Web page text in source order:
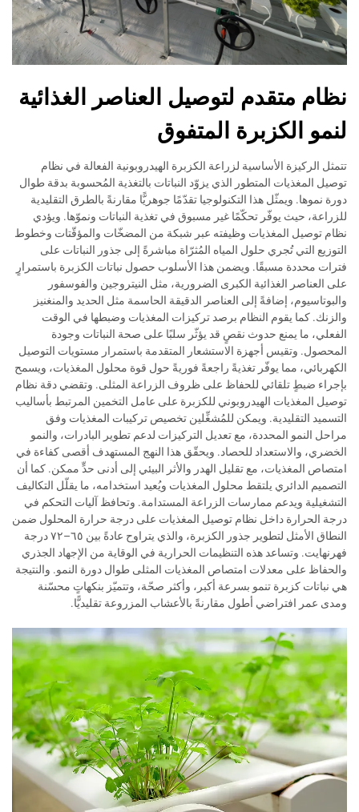
نظام متقدم لتوصيل العناصر الغذائية
لنمو الكزبرة المتفوق
تتمثل الركيزة الأساسية لزراعة الكزبرة الهيدروبونية الفعالة في نظام
توصيل المغذيات المتطور الذي يزوّد النباتات بالتغذية المُحسوبة بدقة طوال
دورة نموها. ويمثّل هذا التكنولوجيا تقدّمًا جوهريًّا مقارنةً بالطرق التقليدية
للزراعة، حيث يوفّر تحكّمًا غير مسبوق في تغذية النباتات ونموّها. ويؤدي
نظام توصيل المغذيات وظيفته عبر شبكة من المضخّات والمؤقّتات وخطوط
التوزيع التي تُجري حلول المياه المُثرّاة مباشرةً إلى جذور النباتات على
فترات محددة مسبقًا. ويضمن هذا الأسلوب حصول نباتات الكزبرة باستمرارٍ
على العناصر الغذائية الكبرى الضرورية، مثل النيتروجين والفوسفور
والبوتاسيوم، إضافةً إلى العناصر الدقيقة الحاسمة مثل الحديد والمنغنيز
والزنك. كما يقوم النظام برصد تركيزات المغذيات وضبطها في الوقت
الفعلي، ما يمنع حدوث نقصٍ قد يؤثّر سلبًا على صحة النباتات وجودة
المحصول. وتقيس أجهزة الاستشعار المتقدمة باستمرار مستويات التوصيل
الكهربائي، مما يوفّر تغذيةً راجعةً فوريةً حول قوة محلول المغذيات، ويسمح
بإجراء ضبطٍ تلقائي للحفاظ على ظروف الزراعة المثلى. وتقضي دقة نظام
توصيل المغذيات الهيدروبوني للكزبرة على عامل التخمين المرتبط بأساليب
التسميد التقليدية. ويمكن للمُشغِّلين تخصيص تركيبات المغذيات وفق
مراحل النمو المحددة، مع تعديل التركيزات لدعم تطوير البادرات، والنمو
الخضري، والاستعداد للحصاد. ويحقّق هذا النهج المستهدف أقصى كفاءة في
امتصاص المغذيات، مع تقليل الهدر والأثر البيئي إلى أدنى حدٍّ ممكن. كما أن
التصميم الدائري يلتقط محلول المغذيات ويُعيد استخدامه، ما يقلّل التكاليف
التشغيلية ويدعم ممارسات الزراعة المستدامة. وتحافظ آليات التحكم في
درجة الحرارة داخل نظام توصيل المغذيات على درجة حرارة المحلول ضمن
النطاق الأمثل لتطوير جذور الكزبرة، والذي يتراوح عادةً بين ٦٥–٧٢ درجة
فهرنهايت. وتساعد هذه التنظيمات الحرارية في الوقاية من الإجهاد الجذري
والحفاظ على معدلات امتصاص المغذيات المثلى طوال دورة النمو. والنتيجة
هي نباتات كزبرة تنمو بسرعة أكبر، وأكثر صحّة، وتتميّز بنكهاتٍ محسّنة
ومدى عمر افتراضي أطول مقارنةً بالأعشاب المزروعة تقليديًّا.